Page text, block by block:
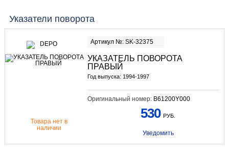
Указатели поворота
Артикул №: SK-32375
УКАЗАТЕЛЬ ПОВОРОТА
ПРАВЫЙ
Год выпуска: 1994-1997
Оригинальный номер: B61200Y000
Товара нет в
наличии
530 РУБ.
Уведомить